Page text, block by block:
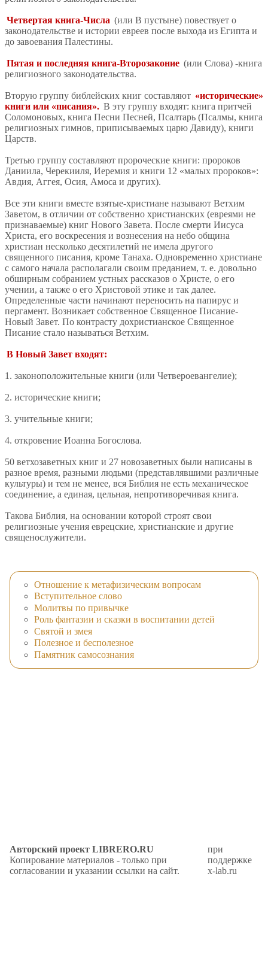
Четвертая книга-Числа (или В пустыне) повествует о
законодательстве и истории евреев после выхода из Египта и
до завоевания Палестины.
Пятая и последняя книга-Второзаконие (или Слова) -книга
религиозного законодательства.
Вторую группу библейских книг составляют «исторические»
книги или «писания». В эту группу входят: книга притчей
Соломоновых, книга Песни Песней, Псалтарь (Псалмы, книга
религиозных гимнов, приписываемых царю Давиду), книги
Царств.
Третью группу составляют пророческие книги: пророков
Даниила, Черекииля, Иеремия и книги 12 «малых пророков»:
Авдия, Аггея, Осия, Амоса и других).
Все эти книги вместе взятые-христиане называют Ветхим
Заветом, в отличии от собственно христианских (евреями не
признаваемые) книг Нового Завета. После смерти Иисуса
Христа, его воскресения и вознесения на небо община
христиан несколько десятилетий не имела другого
священного писания, кроме Танаха. Одновременно христиане
с самого начала располагали своим преданием, т. е. довольно
обширным собранием устных рассказов о Христе, о его
учении, а также о его Христовой этике и так далее.
Определенные части начинают переносить на папирус и
пергамент. Возникает собственное Священное Писание-
Новый Завет. По контрасту дохристианское Священное
Писание стало называться Ветхим.
В Новый Завет входят:
1. законоположительные книги (или Четвероевангелие);
2. исторические книги;
3. учительные книги;
4. откровение Иоанна Богослова.
50 ветхозаветных книг и 27 новозаветных были написаны в
разное время, разными людьми (представлявшими различные
культуры) и тем не менее, вся Библия не есть механическое
соединение, а единая, цельная, непротиворечивая книга.
Такова Библия, на основании которой строят свои
религиозные учения еврецские, христианские и другие
священослужители.
Отношение к метафизическим вопросам
Вступительное слово
Молитвы по привычке
Роль фантазии и сказки в воспитании детей
Святой и змея
Полезное и бесполезное
Памятник самосознания
Авторский проект LIBRERO.RU
Копирование материалов - только при
согласовании и указании ссылки на сайт.
при
поддержке
x-lab.ru